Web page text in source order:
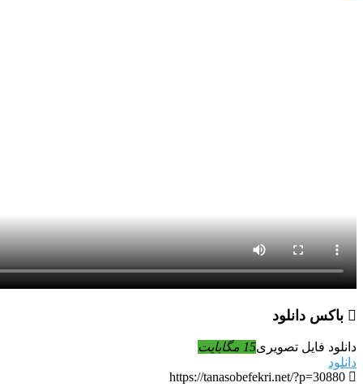
باکس دانلود
دانلود فایل تصویری15 مگابایت
دانلود
https://tanasobefekri.net/?p=30880